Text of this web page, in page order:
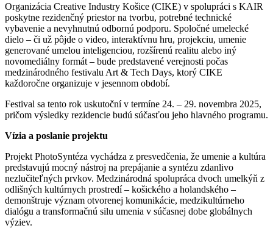
Organizácia Creative Industry Košice (CIKE) v spolupráci s KAIR
poskytne rezidenčný priestor na tvorbu, potrebné technické
vybavenie a nevyhnutnú odbornú podporu. Spoločné umelecké
dielo – či už pôjde o video, interaktívnu hru, projekciu, umenie
generované umelou inteligenciou, rozšírenú realitu alebo iný
novomediálny formát – bude predstavené verejnosti počas
medzinárodného festivalu Art & Tech Days, ktorý CIKE
každoročne organizuje v jesennom období.
Festival sa tento rok uskutoční v termíne 24. – 29. novembra 2025,
pričom výsledky rezidencie budú súčasťou jeho hlavného programu.
Vízia a poslanie projektu
Projekt PhotoSyntéza vychádza z presvedčenia, že umenie a kultúra
predstavujú mocný nástroj na prepájanie a syntézu zdanlivo
nezlučiteľných prvkov. Medzinárodná spolupráca dvoch umelkýň z
odlišných kultúrnych prostredí – košického a holandského –
demonštruje význam otvorenej komunikácie, medzikultúrneho
dialógu a transformačnú silu umenia v súčasnej dobe globálnych
výziev.